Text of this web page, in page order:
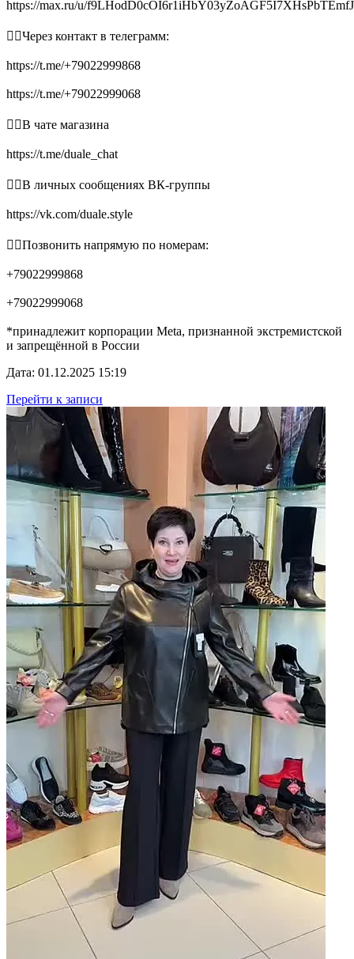
https://max.ru/u/
👉🏻Через контакт в телеграмм:
https://t.me/+79022999868
https://t.me/+79022999068
👉🏻В чате магазина
https://t.me/duale_chat
👉🏻В личных сообщениях ВК-группы
https://vk.com/duale.style
👉🏻Позвонить напрямую по номерам:
+79022999868
+79022999068
*принадлежит корпорации Meta, признанной экстремистской
и запрещённой в России
Дата: 01.12.2025 15:19
Перейти к записи